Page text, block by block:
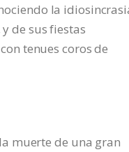
la
de sus fiestas
tenues coros de
muerte de una gran